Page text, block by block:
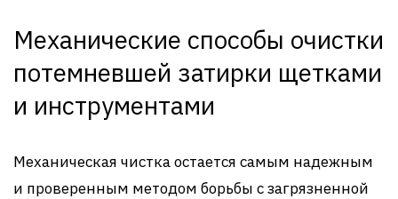
Механические способы очистки
потемневшей затирки щетками
и инструментами
Механическая чистка остается самым надежным
и проверенным методом борьбы с загрязненной